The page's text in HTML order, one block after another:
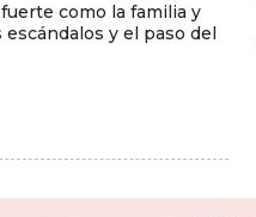
como la familia y
y el paso del